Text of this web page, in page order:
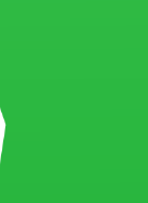
et Île-de-France.